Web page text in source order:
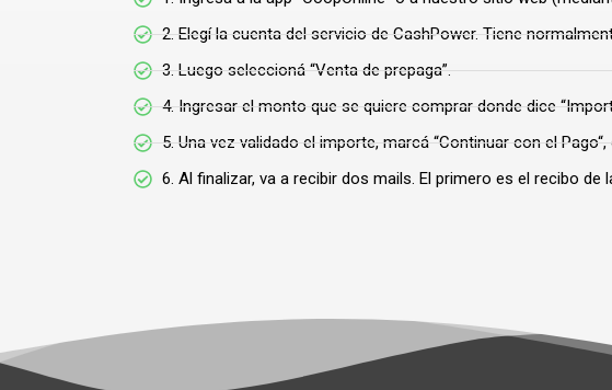
2. Elegí la cuenta del servicio de CashPower. Tiene
3. Luego seleccioná “Venta de prepaga”.
4. Ingresar el monto que se quiere comprar donde dice
5. Una vez validado el importe, marcá “Continuar con el
6. Al finalizar, va a recibir dos mails. El primero es el recibo